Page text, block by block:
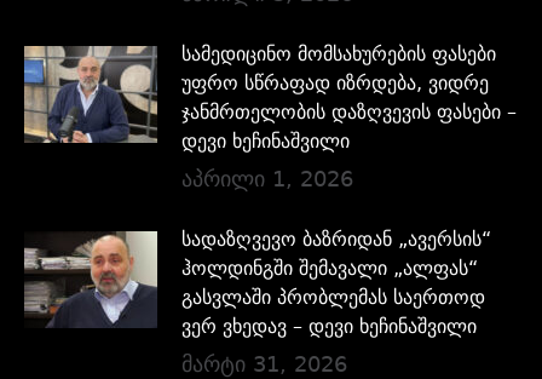
სამედიცინო მომსახურების ფასები
უფრო სწრაფად იზრდება, ვიდრე
ჯანმრთელობის დაზღვევის ფასები –
დევი ხეჩინაშვილი
აპრილი 1, 2026
სადაზღვევო ბაზრიდან „ავერსის“
ჰოლდინგში შემავალი „ალფას“
გასვლაში პრობლემას საერთოდ
ვერ ვხედავ – დევი ხეჩინაშვილი
მარტი 31, 2026